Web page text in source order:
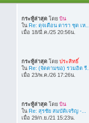
กระทู้ล่าสุดโดย บิน
ใน Re: ดุจเดือน ดารา ชุด เห...
เมื่อ 18/มี.ค./25 20:56น.
กระทู้ล่าสุดโดย ประสิทธิ์
ใน Re: (จัดตามขอ) รวมฮิต รี...
เมื่อ 23/พ.ค./26 17:26น.
กระทู้ล่าสุดโดย บิน
ใน Re: สุรชัย สมบัติเจริญ -...
เมื่อ 29/ก.ย./21 15:23น.